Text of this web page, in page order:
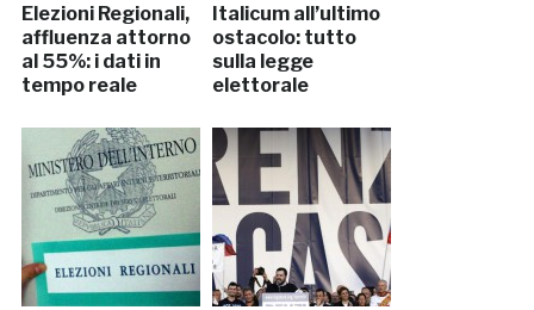
Elezioni Regionali,
affluenza attorno
al 55%: i dati in
tempo reale
Italicum all’ultimo
ostacolo: tutto
sulla legge
elettorale